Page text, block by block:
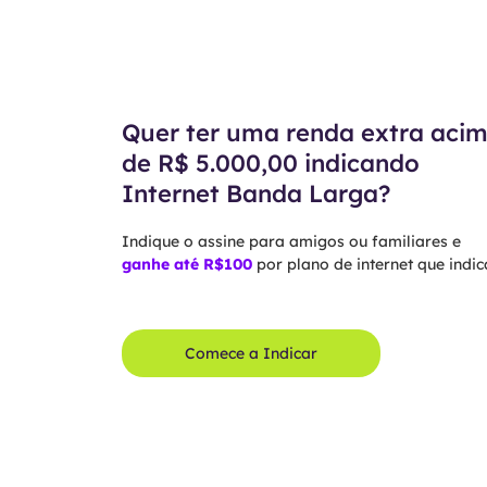
Quer ter uma renda extra
de R$ 5.000,00 indicando
Internet Banda Larga?
Indique o assine para amigos ou familiares e
ganhe até R$100por plano de internet que
Comece a Indicar